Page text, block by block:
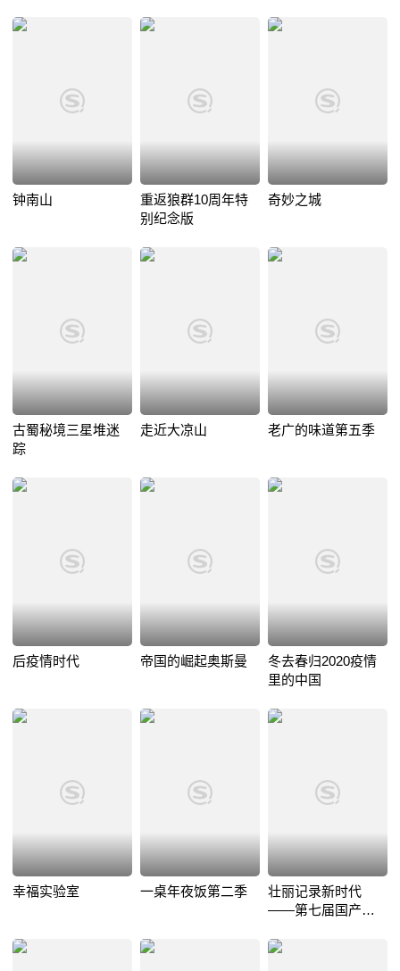
钟南山
重返狼群10周年特
别纪念版
奇妙之城
古蜀秘境三星堆迷
踪
走近大凉山 老广的味道第五季
后疫情时代 帝国的崛起奥斯曼
冬去春归2020疫情
里的中国
幸福实验室 一桌年夜饭第二季
壮丽记录新时代
——第七届国产纪
优活动